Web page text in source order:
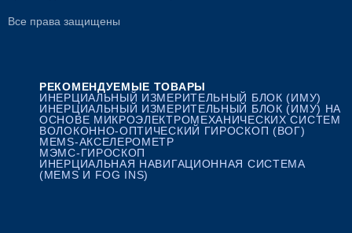
Все права защищены
РЕКОМЕНДУЕМЫЕ ТОВАРЫ
ИНЕРЦИАЛЬНЫЙ ИЗМЕРИТЕЛЬНЫЙ БЛОК (ИМУ)
ИНЕРЦИАЛЬНЫЙ ИЗМЕРИТЕЛЬНЫЙ БЛОК (ИМУ) НА
ОСНОВЕ МИКРОЭЛЕКТРОМЕХАНИЧЕСКИХ СИСТЕМ
ВОЛОКОННО-ОПТИЧЕСКИЙ ГИРОСКОП (ВОГ)
MEMS-АКСЕЛЕРОМЕТР
МЭМС-ГИРОСКОП
ИНЕРЦИАЛЬНАЯ НАВИГАЦИОННАЯ СИСТЕМА
(MEMS И FOG INS)